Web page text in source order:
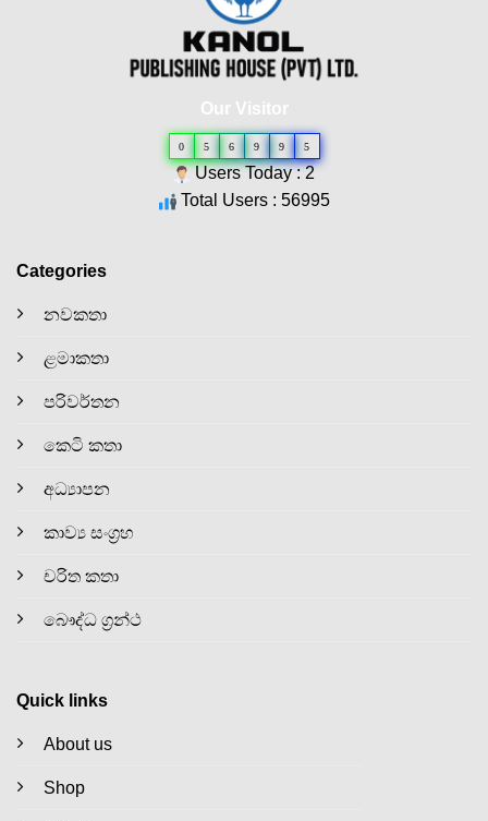
Our Visitor
0 5 6 9 9 5
Users Today : 2
Total Users : 56995
Categories
නවකතා
ළමාකතා
පරිවර්තන
කෙටි කතා
අධ්‍යාපන
කාව්‍ය සංග්‍රහ
චරිත කතා
බෞද්ධ ග්‍රන්ථ
Quick links
About us
Shop